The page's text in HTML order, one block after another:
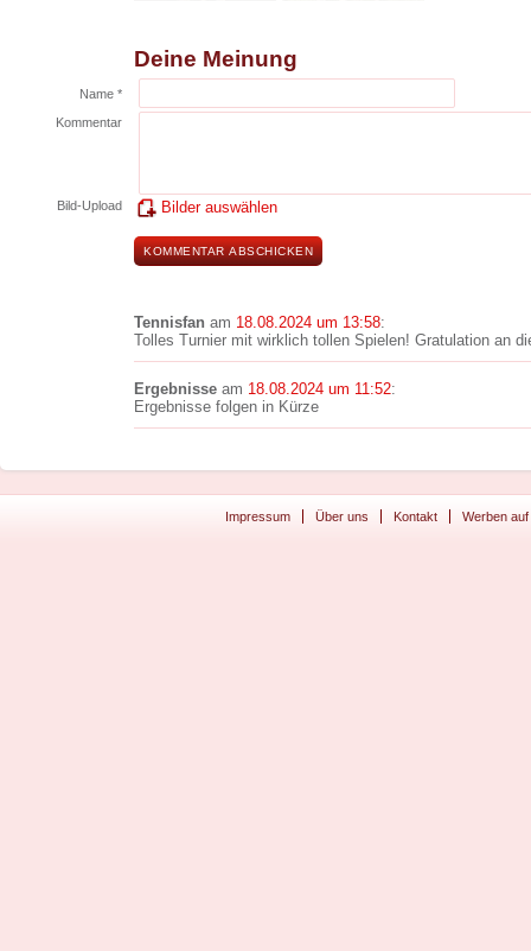
Deine Meinung
Name *
Kommentar
Bild-Upload Bilder auswählen
Tennisfan am 18.08.2024 um 13:58:
Tolles Turnier mit wirklich tollen Spielen! Gratulation an
Ergebnisse am 18.08.2024 um 11:52:
Ergebnisse folgen in Kürze
Impressum Über uns Kontakt Werben